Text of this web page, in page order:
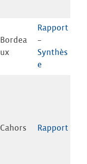
Bordea
ux
Rapport
–
Synthès
e
Cahors Rapport